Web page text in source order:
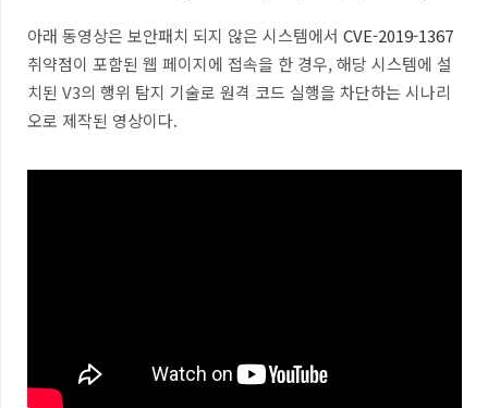
아래 동영상은 보안패치 되지 않은 시스템에서 CVE-2019-1367
취약점이 포함된 웹 페이지에 접속을 한 경우, 해당 시스템에 설
치된 V3의 행위 탐지 기술로 원격 코드 실행을 차단하는 시나리
오로 제작된 영상이다.